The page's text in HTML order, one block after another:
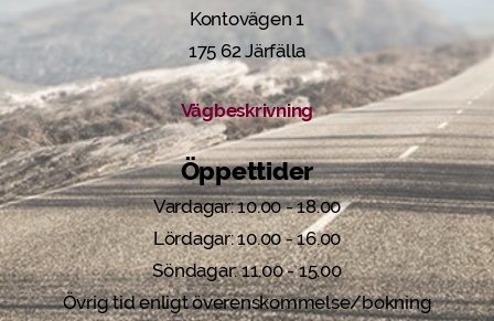
Kontovägen 1
175 62 Järfälla
Vägbeskrivning
Öppettider
Vardagar: 10.00 - 18.00
Lördagar: 10.00 - 16.00
Söndagar: 11.00 - 15.00
Övrig tid enligt överenskommelse/bokning